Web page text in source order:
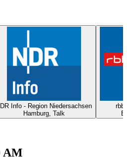
Info - Region Niedersachsen
Hamburg, Talk
AM